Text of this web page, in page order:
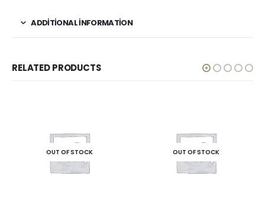
ADDITIONAL INFORMATION
RELATED PRODUCTS
OUT OF STOCK OUT OF STOCK